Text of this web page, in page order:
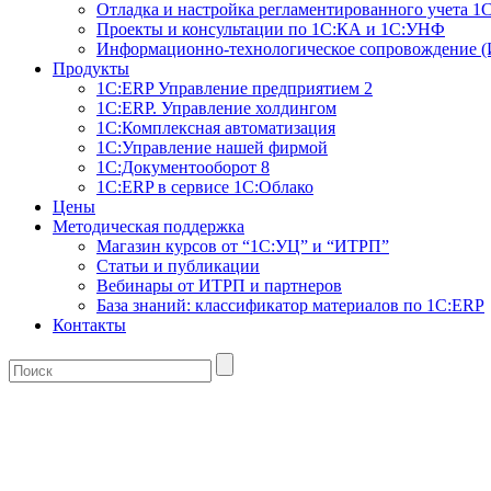
Отладка и настройка регламентированного учета
Проекты и консультации по 1С:КА и 1С:УНФ
Информационно-технологическое сопровождение
Продукты
1С:ERP Управление предприятием 2
1С:ERP. Управление холдингом
1С:Комплексная автоматизация
1С:Управление нашей фирмой
1С:Документооборот 8
1С:ERP в сервисе 1С:Облако
Цены
Методическая поддержка
Магазин курсов от “1С:УЦ” и “ИТРП”
Статьи и публикации
Вебинары от ИТРП и партнеров
База знаний: классификатор материалов по 1С:ERP
Контакты